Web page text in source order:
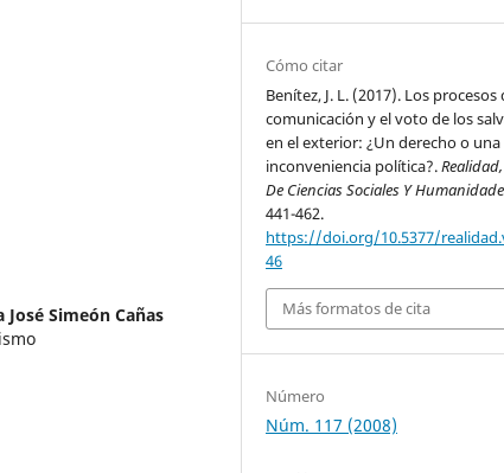
Simeón Cañas
Cómo citar
Benítez, J. L. (2017). Los procesos
comunicación y el voto de los
en el exterior: ¿Un derecho o una
inconveniencia política?.
De Ciencias Sociales Y
441-462.
https://doi.org/10.5377/
46
Más formatos de cita
Número
Núm. 117 (2008)